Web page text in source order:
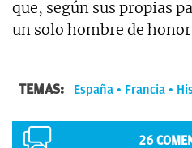
que, según sus propias
un solo hombre de
TEMAS: España Francia
26